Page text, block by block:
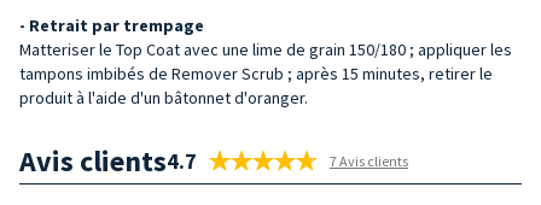
- Retrait par trempage
Matteriser le Top Coat avec une lime de grain 150/180 ; appliquer les
tampons imbibés de Remover Scrub ; après 15 minutes, retirer le
produit à l'aide d'un bâtonnet d'oranger.
Avis clients4.7 7 Avis clients